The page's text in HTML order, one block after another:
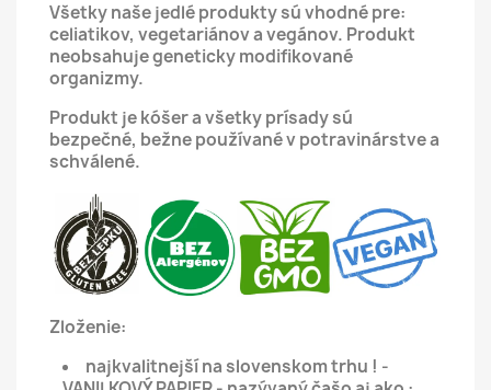
Všetky naše jedlé produkty sú vhodné pre:
celiatikov, vegetariánov a vegánov. Produkt
neobsahuje geneticky modifikované
organizmy.
Produkt je kóšer a všetky prísady sú
bezpečné, bežne používané v potravinárstve a
schválené.
Zloženie:
najkvalitnejší na slovenskom trhu ! -